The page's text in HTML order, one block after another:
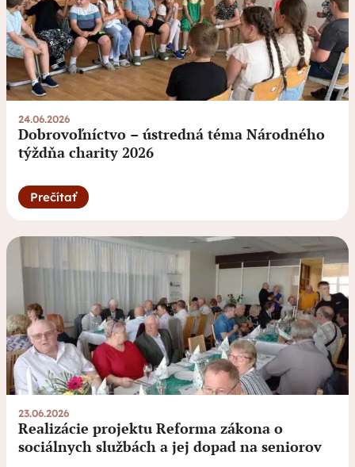
24.06.2026
Dobrovoľníctvo – ústredná téma Národného
týždňa charity 2026
Prečítať
23.06.2026
Realizácie projektu Reforma zákona o
sociálnych službách a jej dopad na seniorov